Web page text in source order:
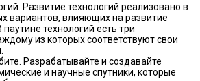
Pазвитие технологий реализовано в
вариантов, влияющих на развитие
технологий есть три
из которых соответствуют свои
Разрабатывайте и создавайте
и научные спутники, которые